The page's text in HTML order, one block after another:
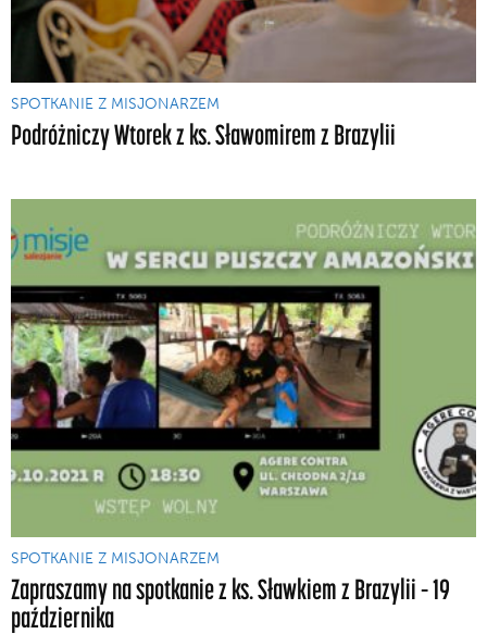
SPOTKANIE Z MISJONARZEM
Podróżniczy Wtorek z ks. Sławomirem z Brazylii
SPOTKANIE Z MISJONARZEM
Zapraszamy na spotkanie z ks. Sławkiem z Brazylii – 19
października